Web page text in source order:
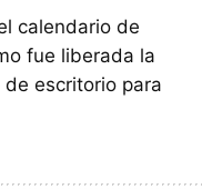
calendario de
fue liberada la
escritorio para